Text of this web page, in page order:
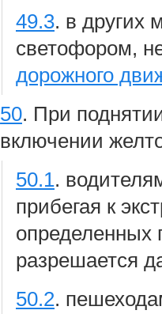
49.3. в других
светофором,
дорожного
50. При
включении
50.1.
прибегая к
определенных
разрешается
50.2.